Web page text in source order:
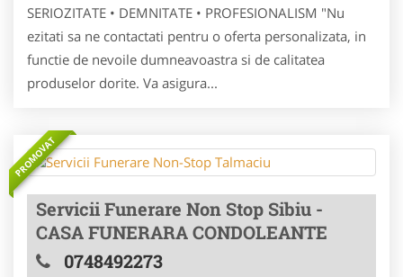
SERIOZITATE • DEMNITATE • PROFESIONALISM "Nu
ezitati sa ne contactati pentru o oferta personalizata, in
functie de nevoile dumneavoastra si de calitatea
produselor dorite. Va asigura...
PROMOVAT
Servicii Funerare Non Stop Sibiu -
CASA FUNERARA CONDOLEANTE
0748492273